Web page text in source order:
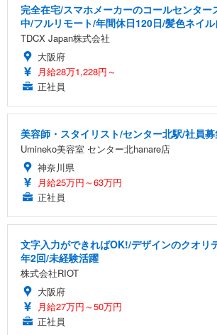
完全在宅/スマホメーカーのコールセンター
中/フルリモート/年間休日120日/髪色ネイ
TDCX Japan株式会社
大阪府
月給28万1,228円～
正社員
美容師・スタイリスト/センター北駅/社員
Umineko美容室 センター北hanare店
神奈川県
月給25万円～63万円
正社員
文字入力ができればOK!/デザインのクオリ
年2回/未経験活躍
株式会社RIOT
大阪府
月給27万円～50万円
正社員